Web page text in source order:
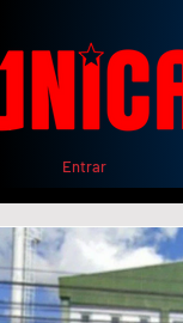
Entrar